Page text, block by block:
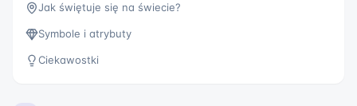
Jak świętuje się na świecie?
Symbole i atrybuty
Ciekawostki